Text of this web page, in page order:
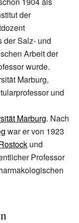
der
der Salz- und
Arbeit der
wurde.
Marburg,
und
Marburg. Nach
war er von 1923
und
Professor